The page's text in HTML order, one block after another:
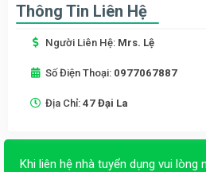
Thông Tin Liên Hệ
Người Liên Hệ: Mrs. Lệ
Số Điện Thoại: 0977067887
Địa Chỉ: 47 Đại La
Khi liên hệ nhà tuyển dụng vui lòng